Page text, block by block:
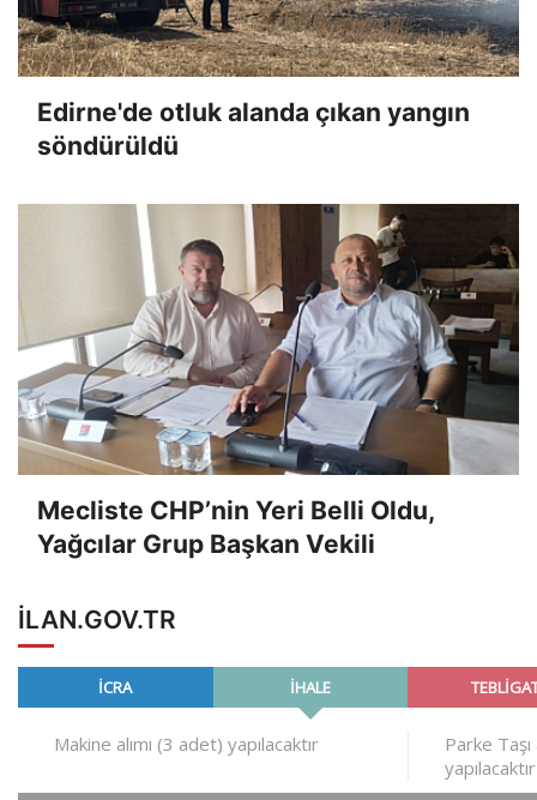
Edirne'de otluk alanda çıkan yangın
söndürüldü
Mecliste CHP’nin Yeri Belli Oldu,
Yağcılar Grup Başkan Vekili
ILAN.GOV.TR